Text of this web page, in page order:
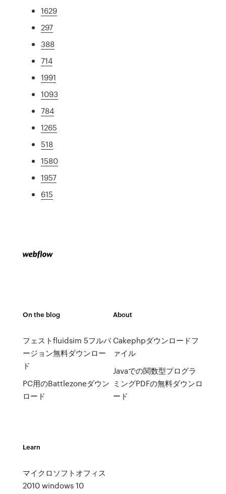
1629
297
388
714
1991
1093
784
1265
518
1580
1957
615
On the blog
フェストfluidsim 5フルバ
ージョン無料ダウンロー
ド
PC用のBattlezoneダウン
ロード
About
Cakephpダウンロードフ
ァイル
Javaでの関数型プログラ
ミングPDFの無料ダウンロ
ード
Learn
マイクロソフトオフィス
2010 windows 10